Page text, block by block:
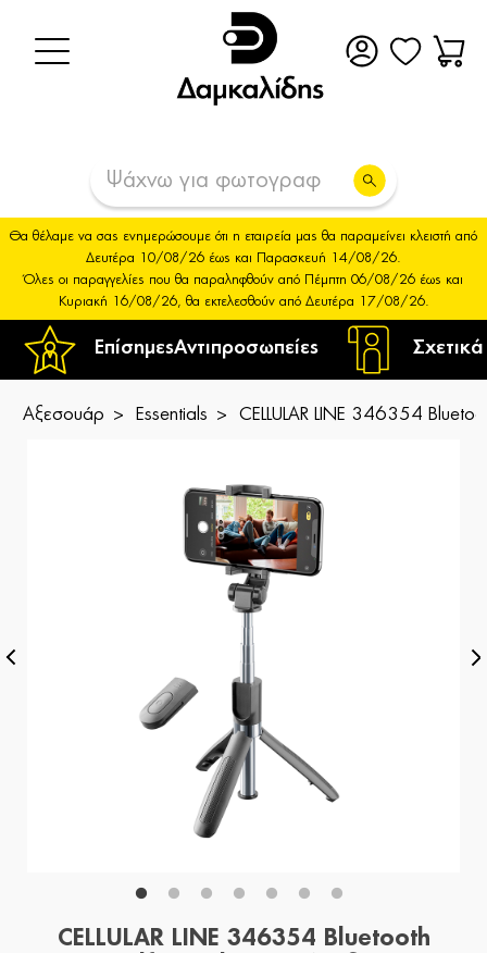
ΕπίσημεςΑντιπροσωπείες
Θα θέλαμε να σας ενημερώσουμε ότι η εταιρεία μας θα παραμείνει κλειστή από
Δευτέρα 10/08/26 έως και Παρασκευή 14/08/26.
Όλες οι παραγγελίες που θα παραληφθούν από Πέμπτη 06/08/26 έως και
Κυριακή 16/08/26, θα εκτελεσθούν από Δευτέρα 17/08/26.
Αξεσουάρ Essentials CELLULAR LINE 346354
CELLULAR LINE 346354 Bluetooth